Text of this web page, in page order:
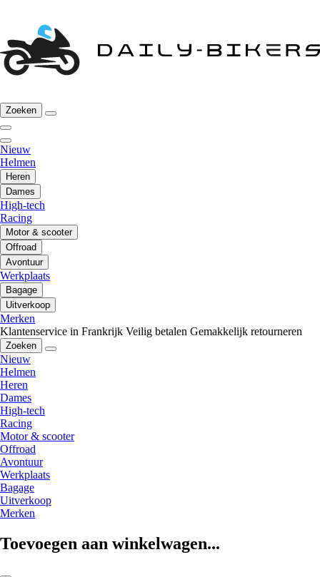
Zoeken
Nieuw
Helmen
Heren
Dames
High-tech
Racing
Motor & scooter
Offroad
Avontuur
Werkplaats
Bagage
Uitverkoop
Merken
Klantenservice in Frankrijk Veilig betalen Gemakkelijk retourneren
Zoeken
Nieuw
Helmen
Heren
Dames
High-tech
Racing
Motor & scooter
Offroad
Avontuur
Werkplaats
Bagage
Uitverkoop
Merken
Toevoegen aan winkelwagen...